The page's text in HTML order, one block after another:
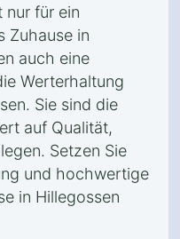
nur für ein
Zuhause in
auch eine
Werterhaltung
Sie sind die
auf Qualität,
Setzen Sie
und hochwertige
in Hillegossen